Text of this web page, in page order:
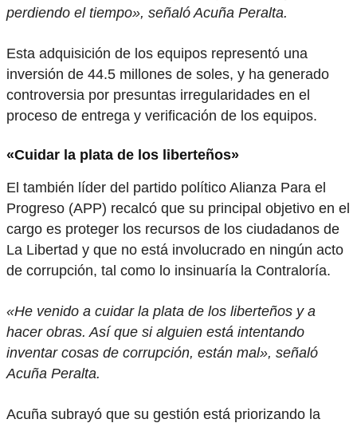
perdiendo el tiempo», señaló Acuña Peralta.
Esta adquisición de los equipos representó una
inversión de 44.5 millones de soles, y ha generado
controversia por presuntas irregularidades en el
proceso de entrega y verificación de los equipos.
«Cuidar la plata de los liberteños»
El también líder del partido político Alianza Para el
Progreso (APP) recalcó que su principal objetivo en el
cargo es proteger los recursos de los ciudadanos de
La Libertad y que no está involucrado en ningún acto
de corrupción, tal como lo insinuaría la Contraloría.
«He venido a cuidar la plata de los liberteños y a
hacer obras. Así que si alguien está intentando
inventar cosas de corrupción, están mal», señaló
Acuña Peralta.
Acuña subrayó que su gestión está priorizando la